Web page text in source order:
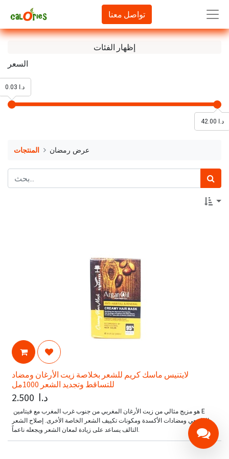
تواصل معنا
إظهار الفئات
السعر
42.00 د.ا
0.03 د.ا
المنتجات عرض رمضان
لايتنيس ماسك كريم للشعر بخلاصة زيت الأرغان ومضاد
للتساقط وتجديد الشعر 1000مل
2.500 د.ا
الطبيعي ومضادات الأكسدة ومكونات تكييف الشعر الخاصة الأخرى. إصلاح الشعر
التالف يساعد على زيادة لمعان الشعر ويجعله ناعماً.